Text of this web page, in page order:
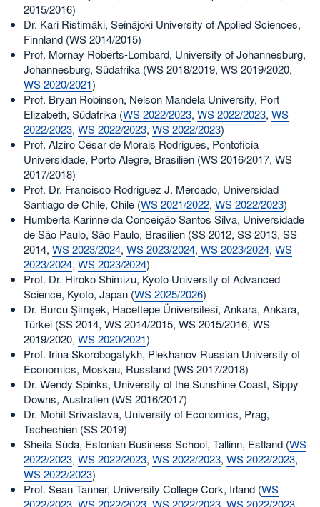
2015/2016)
Dr. Kari Ristimäki, Seinäjoki University of Applied Sciences,
Finnland (WS 2014/2015)
Prof. Mornay Roberts-Lombard, University of Johannesburg,
Johannesburg, Südafrika (WS 2018/2019, WS 2019/2020,
WS 2020/2021)
Prof. Bryan Robinson, Nelson Mandela University, Port
Elizabeth, Südafrika (WS 2022/2023, WS 2022/2023, WS
2022/2023, WS 2022/2023, WS 2022/2023)
Prof. Alziro César de Morais Rodrigues, Pontoficia
Universidade, Porto Alegre, Brasilien (WS 2016/2017, WS
2017/2018)
Prof. Dr. Francisco Rodriguez J. Mercado, Universidad
Santiago de Chile, Chile (WS 2021/2022, WS 2022/2023)
Humberta Karinne da Conceição Santos Silva, Universidade
de São Paulo, São Paulo, Brasilien (SS 2012, SS 2013, SS
2014, WS 2023/2024, WS 2023/2024, WS 2023/2024, WS
2023/2024, WS 2023/2024)
Prof. Dr. Hiroko Shimizu, Kyoto University of Advanced
Science, Kyoto, Japan (WS 2025/2026)
Dr. Burcu Şimşek, Hacettepe Üniversitesi, Ankara, Ankara,
Türkei (SS 2014, WS 2014/2015, WS 2015/2016, WS
2019/2020, WS 2020/2021)
Prof. Irina Skorobogatykh, Plekhanov Russian University of
Economics, Moskau, Russland (WS 2017/2018)
Dr. Wendy Spinks, University of the Sunshine Coast, Sippy
Downs, Australien (WS 2016/2017)
Dr. Mohit Srivastava, University of Economics, Prag,
Tschechien (SS 2019)
Sheila Süda, Estonian Business School, Tallinn, Estland (WS
2022/2023, WS 2022/2023, WS 2022/2023, WS 2022/2023,
WS 2022/2023)
Prof. Sean Tanner, University College Cork, Irland (WS
2022/2023, WS 2022/2023, WS 2022/2023, WS 2022/2023,